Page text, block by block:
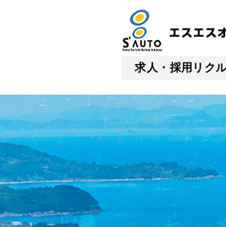
求人・採用リク